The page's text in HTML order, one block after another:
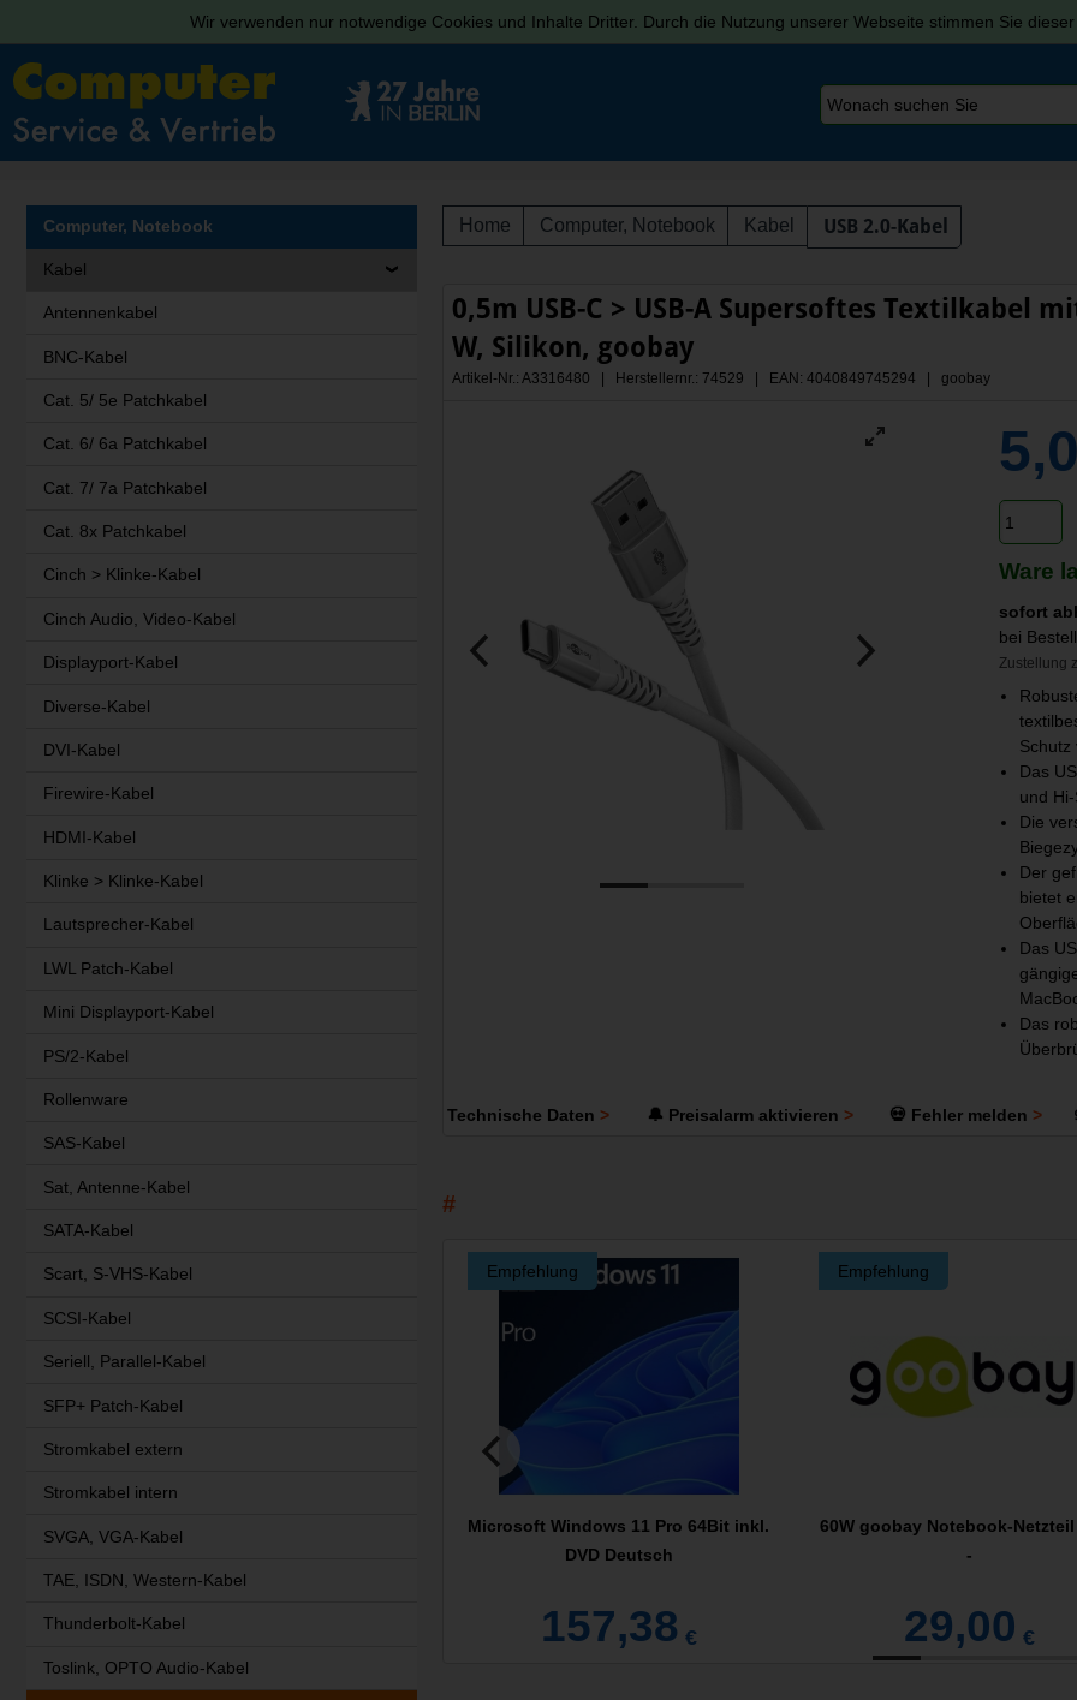
Wir verwenden nur notwendige Cookies und Inhalte Dritter. Durch die Nutzung unserer Webseite stimmen Sie dieser
Home Computer, Notebook Kabel USB 2.0-Kabel
0,5m USB-C > USB-A Supersoftes Textilkabel
W, Silikon, goobay
Artikel-Nr.: A3316480 | Herstellernr.: 74529 | EAN: 4040849745294 | goobay
Ware
sofort
bei
Zustellung
Schutz
Das
und
Die
Der
bietet
Das
Das
Technische Daten 🔔 Preisalarm aktivieren 💀 Fehler melden
Empfehlung
Microsoft Windows 11 Pro 64Bit inkl.
DVD Deutsch
157,38 €
Empfehlung
60W goobay Notebook-Netzteil
-
29,00 €
Computer, Notebook
Kabel
Antennenkabel
BNC-Kabel
Cat. 5/ 5e Patchkabel
Cat. 6/ 6a Patchkabel
Cat. 7/ 7a Patchkabel
Cat. 8x Patchkabel
Cinch > Klinke-Kabel
Cinch Audio, Video-Kabel
Displayport-Kabel
Diverse-Kabel
DVI-Kabel
Firewire-Kabel
HDMI-Kabel
Klinke > Klinke-Kabel
Lautsprecher-Kabel
LWL Patch-Kabel
Mini Displayport-Kabel
PS/2-Kabel
Rollenware
SAS-Kabel
Sat, Antenne-Kabel
SATA-Kabel
Scart, S-VHS-Kabel
SCSI-Kabel
Seriell, Parallel-Kabel
SFP+ Patch-Kabel
Stromkabel extern
Stromkabel intern
SVGA, VGA-Kabel
TAE, ISDN, Western-Kabel
Thunderbolt-Kabel
Toslink, OPTO Audio-Kabel